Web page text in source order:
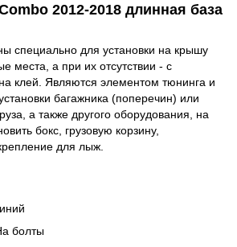
2012-2018 длинная база
специально для установки на крышу
места, а при их отсутствии - с
клей. Являются элементом тюнинга и
багажника (поперечин) или
а также другого оборудования, на
бокс, грузовую корзину,
для лыж.
болты